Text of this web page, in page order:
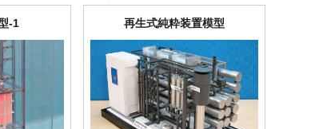
-1 再生式純粋装置模型